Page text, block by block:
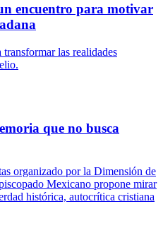
encuentro para motivar
las realidades
que no busca
organizado por la Dimensión de
Mexicano propone mirar
histórica, autocrítica cristiana